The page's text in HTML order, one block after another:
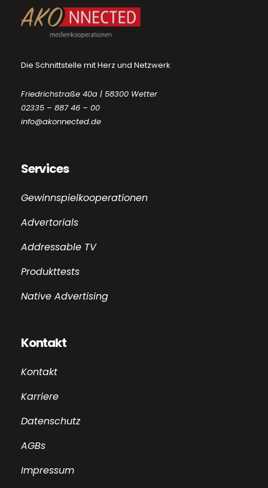
Die Schnittstelle mit Herz und Netzwerk
Friedrichstraße 40a | 58300 Wetter
02335 – 887 46 – 00
info@akonnected.de
Services
Gewinnspielkooperationen
Advertorials
Addressable TV
Produkttests
Native Advertising
Kontakt
Kontakt
Karriere
Datenschutz
AGBs
Impressum